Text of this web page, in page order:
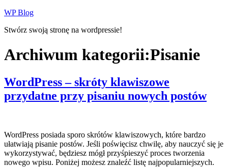
Przejdź
treści
WP Blog
Stwórz swoją stronę na wordpressie!
Archiwum kategorii:Pisanie
WordPress – skróty klawiszowe
przydatne przy pisaniu nowych postów
WordPress posiada sporo skrótów klawiszowych, które bardzo
ułatwiają pisanie postów. Jeśli poświęcisz chwilę, aby nauczyć się je
wykorzystywać, będziesz mógł przyśpieszyć proces tworzenia
nowego wpisu. Poniżej możesz znaleźć listę najpopularniejszych.